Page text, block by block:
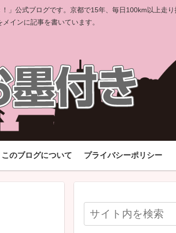
」公式ブログです。京都で15年、毎日100km以上走
インに記事を書いています。
このブログについて プライバシーポリシー